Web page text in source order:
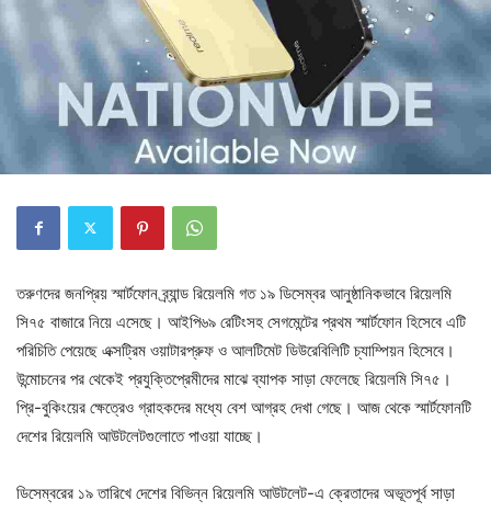
তরুণদের জনপ্রিয় স্মার্টফোন ব্র্যান্ড রিয়েলমি গত ১৯ ডিসেম্বর আনুষ্ঠানিকভাবে রিয়েলমি
সি৭৫ বাজারে নিয়ে এসেছে। আইপি৬৯ রেটিংসহ সেগমেন্টের প্রথম স্মার্টফোন হিসেবে এটি
পরিচিতি পেয়েছে এক্সট্রিম ওয়াটারপ্রুফ ও আলটিমেট ডিউরেবিলিটি চ্যাম্পিয়ন হিসেবে।
উন্মোচনের পর থেকেই প্রযুক্তিপ্রেমীদের মাঝে ব্যাপক সাড়া ফেলেছে রিয়েলমি সি৭৫।
প্রি-বুকিংয়ের ক্ষেত্রেও গ্রাহকদের মধ্যে বেশ আগ্রহ দেখা গেছে। আজ থেকে স্মার্টফোনটি
দেশের রিয়েলমি আউটলেটগুলোতে পাওয়া যাচ্ছে।
ডিসেম্বরের ১৯ তারিখে দেশের বিভিন্ন রিয়েলমি আউটলেট-এ ক্রেতাদের অভূতপূর্ব সাড়া